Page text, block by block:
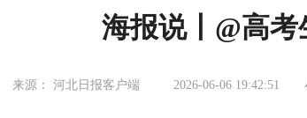
海报说丨@高考
来源： 河北日报客户端 2026-06-06 19:42:51